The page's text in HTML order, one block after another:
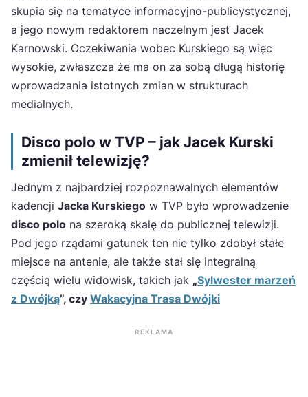
skupia się na tematyce informacyjno-publicystycznej,
a jego nowym redaktorem naczelnym jest Jacek
Karnowski. Oczekiwania wobec Kurskiego są więc
wysokie, zwłaszcza że ma on za sobą długą historię
wprowadzania istotnych zmian w strukturach
medialnych.
Disco polo w TVP – jak Jacek Kurski
zmienił telewizję?
Jednym z najbardziej rozpoznawalnych elementów
kadencji Jacka Kurskiego w TVP było wprowadzenie
disco polo na szeroką skalę do publicznej telewizji.
Pod jego rządami gatunek ten nie tylko zdobył stałe
miejsce na antenie, ale także stał się integralną
częścią wielu widowisk, takich jak „Sylwester marzeń
z Dwójką”, czy Wakacyjna Trasa Dwójki
REKLAMA